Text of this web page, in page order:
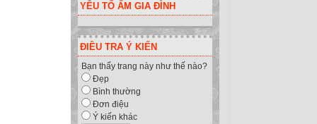
YÊU TỔ ẤM GIA ĐÌNH
ĐIỀU TRA Ý KIẾN
Bạn thấy trang này như thế nào?
Đẹp
Bình thường
Đơn điệu
Ý kiến khác